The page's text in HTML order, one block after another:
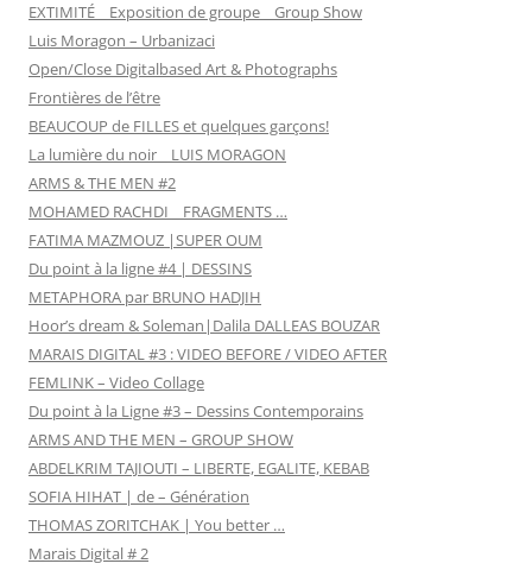
EXTIMITÉ _ Exposition de groupe _ Group Show
Luis Moragon – Urbanizaci
Open/Close Digitalbased Art & Photographs
Frontières de l’être
BEAUCOUP de FILLES et quelques garçons!
La lumière du noir _ LUIS MORAGON
ARMS & THE MEN #2
MOHAMED RACHDI _ FRAGMENTS …
FATIMA MAZMOUZ |SUPER OUM
Du point à la ligne #4 | DESSINS
METAPHORA par BRUNO HADJIH
Hoor’s dream & Soleman|Dalila DALLEAS BOUZAR
MARAIS DIGITAL #3 : VIDEO BEFORE / VIDEO AFTER
FEMLINK – Video Collage
Du point à la Ligne #3 – Dessins Contemporains
ARMS AND THE MEN – GROUP SHOW
ABDELKRIM TAJIOUTI – LIBERTE, EGALITE, KEBAB
SOFIA HIHAT | de – Génération
THOMAS ZORITCHAK | You better …
Marais Digital # 2